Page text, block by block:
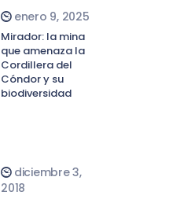
enero 9, 2025
Mirador: la mina
que amenaza la
Cordillera del
Cóndor y su
biodiversidad
diciembre 3,
2018